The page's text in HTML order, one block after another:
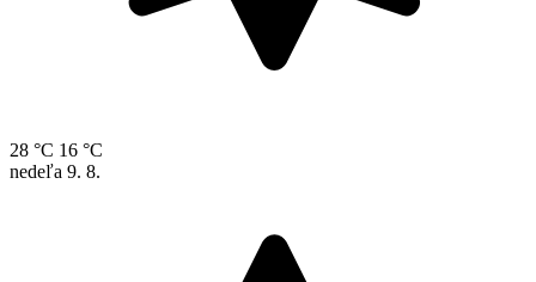
28 °C 16 °C
nedeľa 9. 8.